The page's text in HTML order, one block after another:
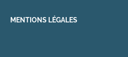
MENTIONS LÉGALES